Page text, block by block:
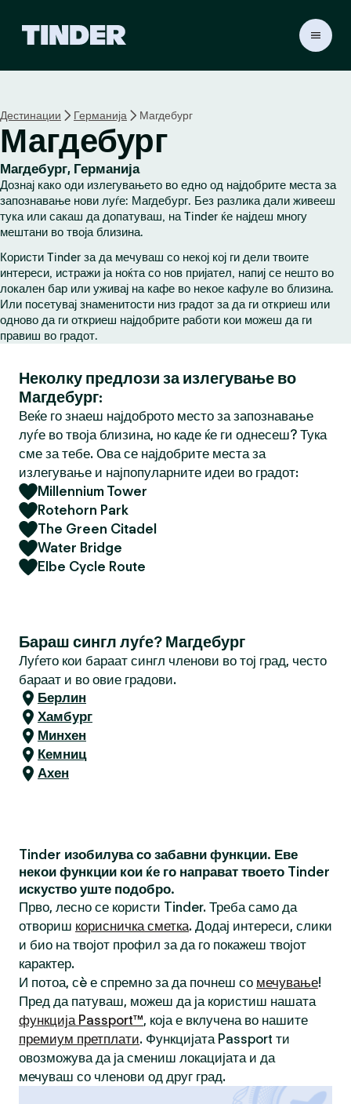
r
H
o
m
e
Дестинации Германија Магдебург
Магдебург
Магдебург, Германија
Дознај како оди излегувањето во едно од најдобрите места за
запознавање нови луѓе: Магдебург. Без разлика дали живееш
тука или сакаш да допатуваш, на Tinder ќе најдеш многу
мештани во твоја близина.
Користи Tinder за да мечуваш со некој кој ги дели твоите
интереси, истражи ја ноќта со нов пријател, напиј се нешто во
локален бар или уживај на кафе во некое кафуле во близина.
Или посетувај знаменитости низ градот за да ги откриеш или
одново да ги откриеш најдобрите работи кои можеш да ги
правиш во градот.
Неколку предлози за излегување во
Магдебург:
Веќе го знаеш најдоброто место за запознавање
луѓе во твоја близина, но каде ќе ги однесеш? Тука
сме за тебе. Ова се најдобрите места за
излегување и најпопуларните идеи во градот:
Millennium Tower
Rotehorn Park
The Green Citadel
Water Bridge
Elbe Cycle Route
Бараш сингл луѓе? Магдебург
Луѓето кои бараат сингл членови во тој град, често
бараат и во овие градови.
Берлин
Хамбург
Минхен
Кемниц
Ахен
Tinder изобилува со забавни функции. Еве
некои функции кои ќе го направат твоето Tinder
искуство уште подобро.
Прво, лесно се користи Tinder. Треба само да
отвориш корисничка сметка. Додај интереси, слики
и био на твојот профил за да го покажеш твојот
карактер.
И потоа, сè е спремно за да почнеш со мечување!
Пред да патуваш, можеш да ја користиш нашата
функција Passport™, која е вклучена во нашите
премиум претплати. Функцијата Passport ти
овозможува да ја смениш локацијата и да
мечуваш со членови од друг град.